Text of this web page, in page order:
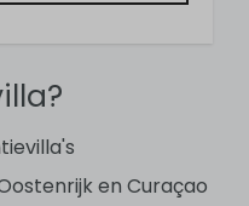
en Curaçao